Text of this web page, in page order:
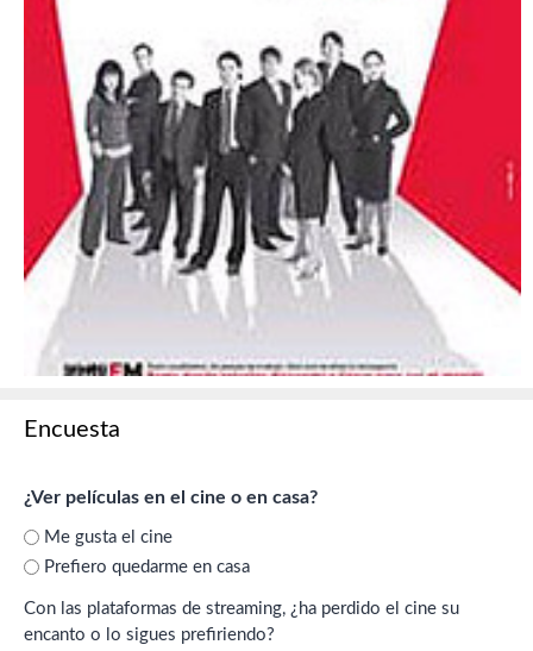
Encuesta
¿Ver películas en el cine o en casa?
Me gusta el cine
Prefiero quedarme en casa
Con las plataformas de streaming, ¿ha perdido el cine su
encanto o lo sigues prefiriendo?